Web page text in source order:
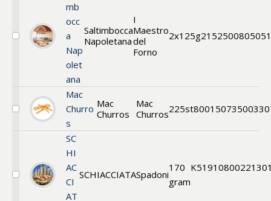
GTIN
Välj
mb
occ
a
Nap
olet
ana
Saltimbocca
Napoletana
I
Maestro
del
Forno
2x125g215250
Välj
Mac
Churro
s
Mac
Churros
Mac
Churros225st80015
Välj
SC
HI
AC
CI
AT
SCHIACCIATASpadoni
170
gram
K519